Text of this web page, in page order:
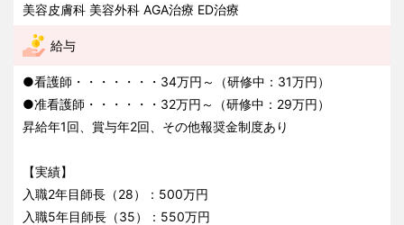
美容皮膚科 美容外科 AGA治療 ED治療
給与
●看護師・・・・・・・34万円～（研修中：31万円）
●准看護師・・・・・・32万円～（研修中：29万円）
昇給年1回、賞与年2回、その他報奨金制度あり
【実績】
入職2年目師長（28）：500万円
入職5年目師長（35）：550万円